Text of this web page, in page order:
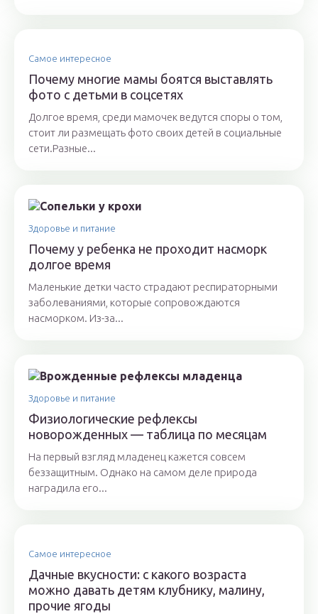
Самое интересное
Почему многие мамы боятся выставлять
фото с детьми в соцсетях
Долгое время, среди мамочек ведутся споры о том,
стоит ли размещать фото своих детей в социальные
сети.Разные...
Здоровье и питание
Почему у ребенка не проходит насморк
долгое время
Маленькие детки часто страдают респираторными
заболеваниями, которые сопровождаются
насморком. Из-за...
Здоровье и питание
Физиологические рефлексы
новорожденных — таблица по месяцам
На первый взгляд младенец кажется совсем
беззащитным. Однако на самом деле природа
наградила его...
Самое интересное
Дачные вкусности: с какого возраста
можно давать детям клубнику, малину,
прочие ягоды